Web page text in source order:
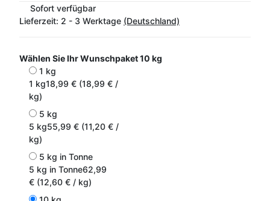
Sofort verfügbar
Lieferzeit: 2 - 3 Werktage (Deutschland)
Wählen Sie Ihr Wunschpaket10 kg
1 kg
1 kg18,99 € (18,99 € /
kg)
5 kg
5 kg55,99 € (11,20 € /
kg)
5 kg in Tonne
5 kg in Tonne62,99
€ (12,60 € / kg)